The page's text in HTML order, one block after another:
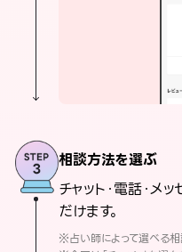
相談方法を選ぶ
チャット・電話・メ
だけます。
※占い師によって選べる